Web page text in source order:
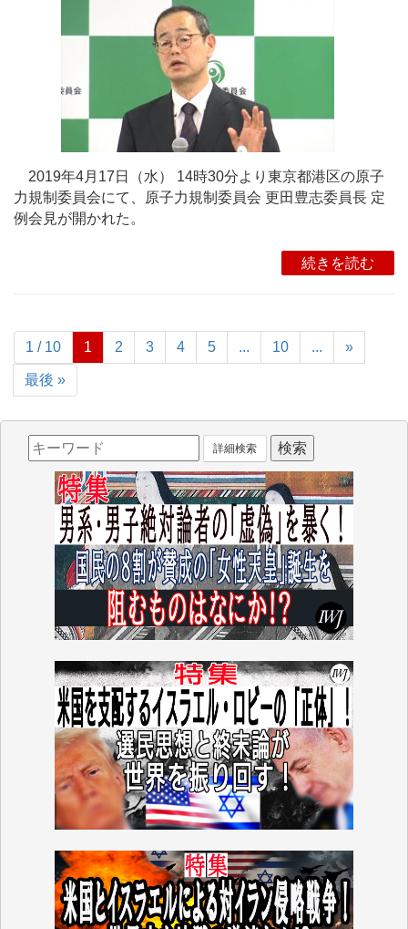
2019年4月17日（水） 14時30分より東京都港区の原子
力規制委員会にて、原子力規制委員会 更田豊志委員長 定
例会見が開かれた。
続きを読む
1 / 10 1 2 3 4 5 ... 10 ... »
最後 »
詳細検索